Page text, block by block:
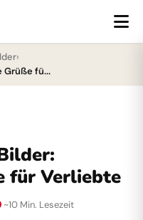
›
Grüße fü...
für Verliebte
~10 Min. Lesezeit